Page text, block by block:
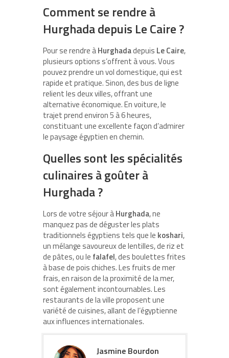
Comment se rendre à
Hurghada depuis Le Caire ?
Pour se rendre àHurghadadepuis Le Caire,
plusieurs options s’offrent à vous. Vous
pouvez prendre un vol domestique, qui est
rapide et pratique. Sinon, des bus de ligne
relient les deux villes, offrant une
alternative économique. En voiture, le
trajet prend environ 5 à 6 heures,
constituant une excellente façon d’admirer
le paysage égyptien en chemin.
Quelles sont les spécialités
culinaires à goûter à
Hurghada ?
Lors de votre séjour àHurghada, ne
manquez pas de déguster les plats
traditionnels égyptiens tels que le koshari,
un mélange savoureux de lentilles, de riz et
de pâtes, ou le falafel, des boulettes frites
à base de pois chiches. Les fruits de mer
frais, en raison de la proximité de la mer,
sont également incontournables. Les
restaurants de la ville proposent une
variété de cuisines, allant de l’égyptienne
aux influences internationales.
Jasmine Bourdon